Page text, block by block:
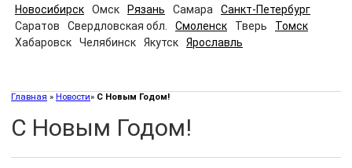
Новосибирск
Омск Рязань Самара
Санкт-Петербург
Саратов
Свердловская обл. Смоленск Тверь
Томск
Хабаровск
Челябинск Якутск Ярославль
Главная » Новости» С Новым Годом!
С Новым Годом!